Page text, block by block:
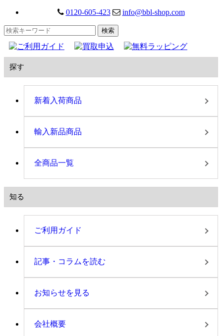
0120-605-423 info@bbl-shop.com
探す
新着入荷商品
輸入新品商品
全商品一覧
知る
ご利用ガイド
記事・コラムを読む
お知らせを見る
会社概要